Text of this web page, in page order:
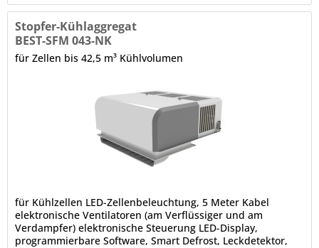
Stopfer-Kühlaggregat
BEST-SFM 043-NK
für Zellen bis 42,5 m³ Kühlvolumen
für Kühlzellen LED-Zellenbeleuchtung, 5 Meter Kabel
elektronische Ventilatoren (am Verflüssiger und am
Verdampfer) elektronische Steuerung LED-Display,
programmierbare Software, Smart Defrost, Leckdetektor,